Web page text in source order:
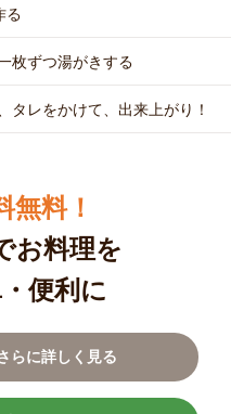
る
枚ずつ湯がきする
タレをかけて、出来上がり！
無料！
お料理を
便利に
らに詳しく見る